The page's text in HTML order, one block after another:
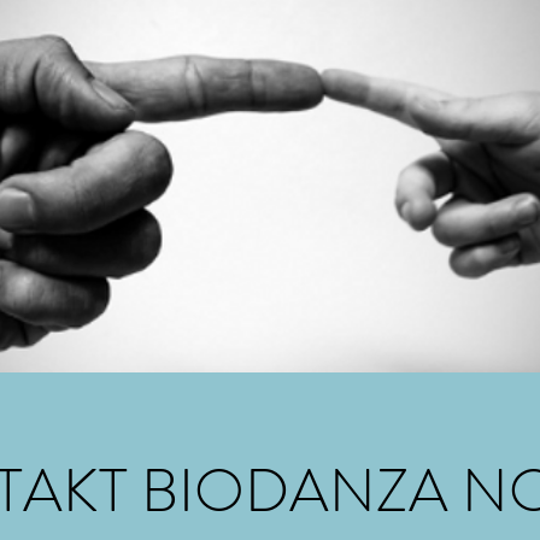
BIODANZA